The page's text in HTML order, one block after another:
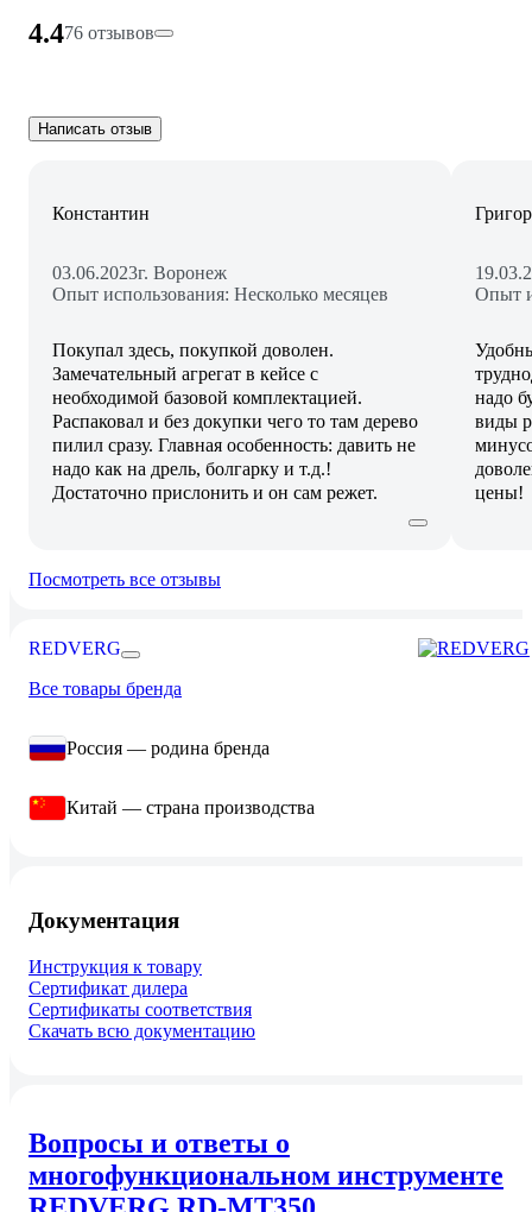
4.476 отзывов
Написать отзыв
Константин
03.06.2023г. Воронеж
Опыт использования: Несколько месяцев
Покупал здесь, покупкой доволен.
Замечательный агрегат в кейсе с
необходимой базовой комплектацией.
Распаковал и без докупки чего то там дерево
пилил сразу. Главная особенность: давить не
надо как на дрель, болгарку и т.д.!
Достаточно прислонить и он сам режет.
Опыт
надо
виды
цены!
Посмотреть все отзывы
REDVERG
Все товары бренда
Россия — родина бренда
Китай — страна производства
Документация
Инструкция к товару
Сертификат дилера
Сертификаты соответствия
Скачать всю документацию
Вопросы и ответы о
многофункциональном инструменте